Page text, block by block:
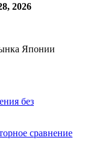
2026
без
сравнение